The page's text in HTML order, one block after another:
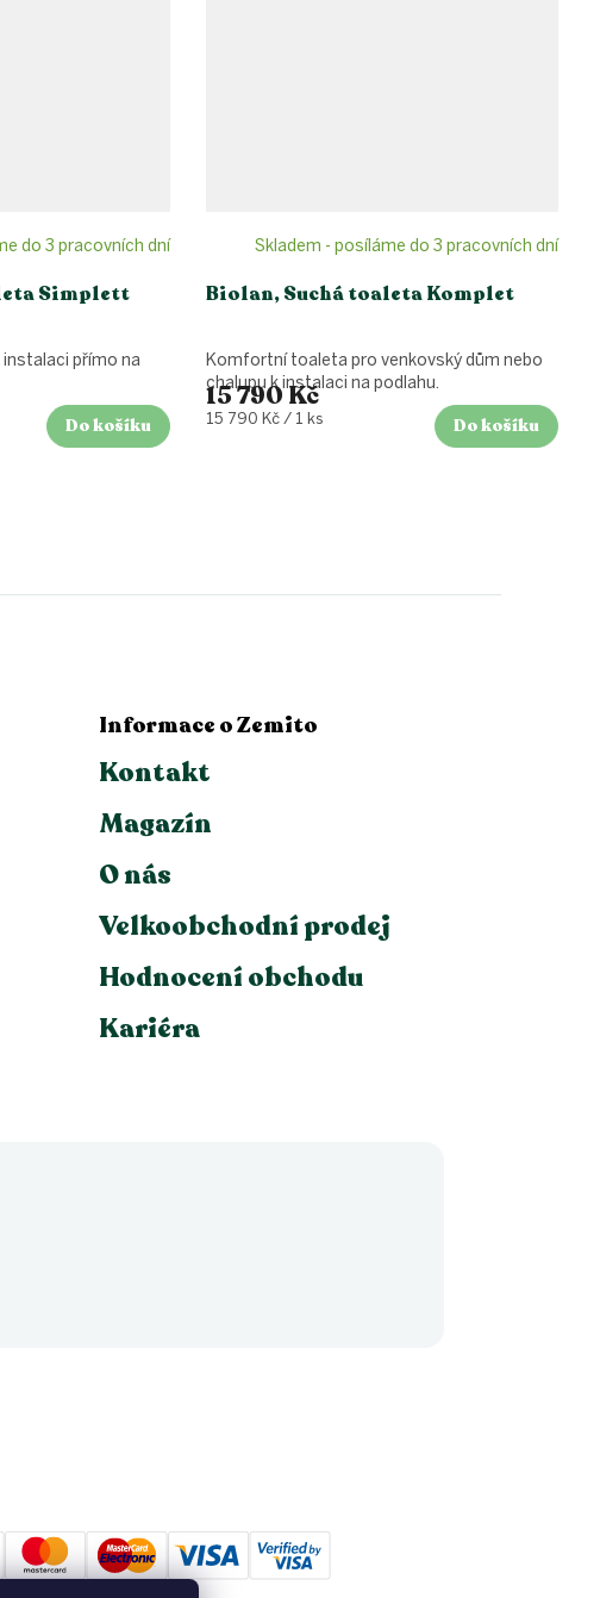
Simplett
do 3 pracovních dní
Do košíku
přímo na
Biolan, Suchá toaleta Komplet
Skladem - posíláme do 3 pracovních dní
15 790 Kč
Měrná
15 790 Kč / 1 ks Do košíku
Komfortní toaleta pro venkovský dům nebo
chalupu k instalaci na podlahu.
Informace o Zemito
Kontakt
Magazín
O nás
Velkoobchodní prodej
Hodnocení obchodu
Kariéra